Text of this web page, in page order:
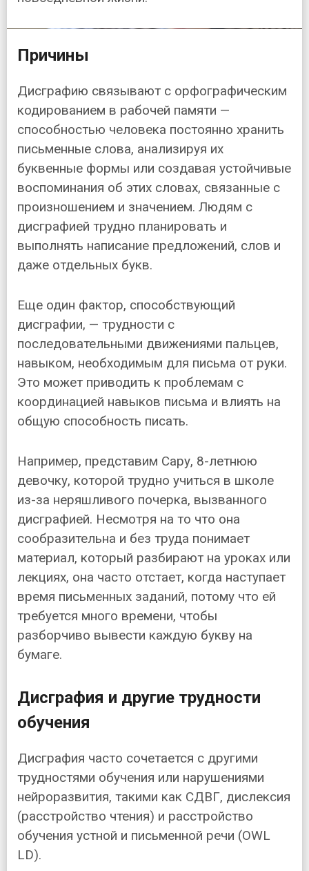
Причины
Дисграфию связывают с орфографическим
кодированием в рабочей памяти —
способностью человека постоянно хранить
письменные слова, анализируя их
буквенные формы или создавая устойчивые
воспоминания об этих словах, связанные с
произношением и значением. Людям с
дисграфией трудно планировать и
выполнять написание предложений, слов и
даже отдельных букв.
Еще один фактор, способствующий
дисграфии, — трудности с
последовательными движениями пальцев,
навыком, необходимым для письма от руки.
Это может приводить к проблемам с
координацией навыков письма и влиять на
общую способность писать.
Например, представим Сару, 8-летнюю
девочку, которой трудно учиться в школе
из-за неряшливого почерка, вызванного
дисграфией. Несмотря на то что она
сообразительна и без труда понимает
материал, который разбирают на уроках или
лекциях, она часто отстает, когда наступает
время письменных заданий, потому что ей
требуется много времени, чтобы
разборчиво вывести каждую букву на
бумаге.
Дисграфия и другие трудности
обучения
Дисграфия часто сочетается с другими
трудностями обучения или нарушениями
нейроразвития, такими как СДВГ, дислексия
(расстройство чтения) и расстройство
обучения устной и письменной речи (OWL
LD).